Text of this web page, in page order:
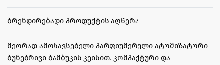
ᲑᲠᲔᲜᲓᲘᲠᲔᲑᲐᲓᲘ ᲞᲠᲝᲓᲣᲥᲢᲘᲡ ᲐᲦᲬᲔᲠᲐ
მეორად ამოსავსებელი პარფიუმერული ატომიზატორი
ბუნებრივი ბამბუკის კეისით. კომპაქტური და